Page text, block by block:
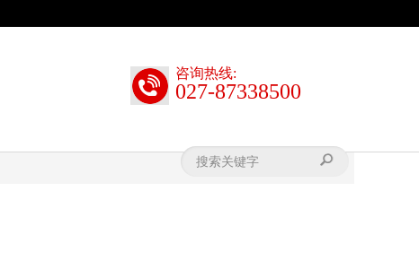
027-87338500
咨询热线: